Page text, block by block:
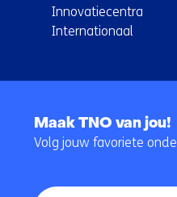
Innovatiecentra
Internationaal
Maak TNO van jou!
Volg jouw favoriete